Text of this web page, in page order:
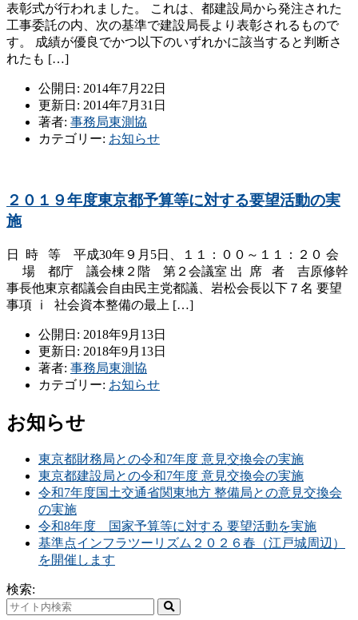
表彰式が行われました。 これは、都建設局から発注された
工事委託の内、次の基準で建設局長より表彰されるもので
す。 成績が優良でかつ以下のいずれかに該当すると判断さ
れたも […]
公開日: 2014年7月22日
更新日: 2014年7月31日
著者: 事務局東測協
カテゴリー: お知らせ
２０１９年度東京都予算等に対する要望活動の実
施
日 時 等 平成30年９月5日、１１：００～１１：２０ 会
場 都庁 議会棟２階 第２会議室 出 席 者 吉原修幹
事長他東京都議会自由民主党都議、岩松会長以下７名 要望
事項 ⅰ 社会資本整備の最上 […]
公開日: 2018年9月13日
更新日: 2018年9月13日
著者: 事務局東測協
カテゴリー: お知らせ
お知らせ
東京都財務局との令和7年度 意見交換会の実施
東京都建設局との令和7年度 意見交換会の実施
令和7年度国土交通省関東地方 整備局との意見交換会
の実施
令和8年度 国家予算等に対する 要望活動を実施
基準点インフラツーリズム２０２６春（江戸城周辺）
を開催します
検索: